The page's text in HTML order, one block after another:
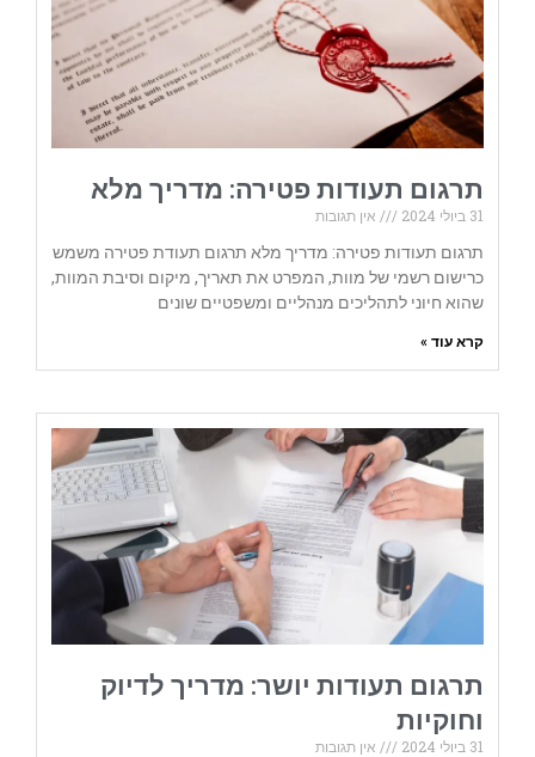
תרגום תעודות פטירה: מדריך מלא
31 ביולי 2024
אין תגובות
תרגום תעודות פטירה: מדריך מלא תרגום תעודת פטירה משמש
כרישום רשמי של מוות, המפרט את תאריך, מיקום וסיבת המוות,
שהוא חיוני לתהליכים מנהליים ומשפטיים שונים
קרא עוד »
תרגום תעודות יושר: מדריך לדיוק
וחוקיות
31 ביולי 2024
אין תגובות